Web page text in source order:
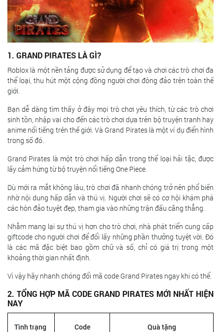
1. GRAND PIRATES LÀ GÌ?
Roblox là một nền tảng được sử dụng để tạo và chơi các trò chơi đa
thể loại, thu hút một cộng đồng người chơi đông đảo trên toàn thế
giới.
Bạn dễ dàng tìm thấy ở đây mọi trò chơi yêu thích, từ các trò chơi
sinh tồn, nhập vai cho đến các trò chơi dựa trên bộ truyện tranh hay
anime nổi tiếng trên thế giới. Và Grand Pirates là một ví dụ điển hình
trong số đó.
Grand Pirates là một trò chơi hấp dẫn trong thể loại hải tặc, được
lấy cảm hứng từ bộ truyện nổi tiếng One Piece.
Dù mới ra mắt không lâu, trò chơi đã nhanh chóng trở nên phổ biến
nhờ nội dung hấp dẫn và thú vị. Người chơi sẽ có cơ hội khám phá
các hòn đảo tuyệt đẹp, tham gia vào những trận đấu căng thẳng.
Nhằm mang lại sự thú vị hơn cho trò chơi, nhà phát triển cung cấp
giftcode cho người chơi để đổi lấy những phần thưởng tuyệt vời. Đó
là các mã đặc biệt bao gồm chữ và số, chỉ có giá trị trong một
khoảng thời gian nhất định.
Vì vậy hãy nhanh chóng đổi mã code Grand Pirates ngay khi có thể.
2. TỔNG HỢP MÃ CODE GRAND PIRATES MỚI NHẤT HIỆN
NAY
Tình trạng Code Quà tặng